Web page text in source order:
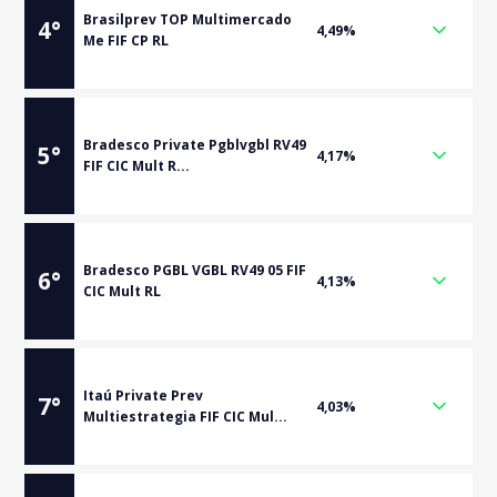
4°
Brasilprev TOP Multimercado
Me FIF CP RL
4,49%
5°
Bradesco Private Pgblvgbl RV49
FIF CIC Mult R...
4,17%
6°
Bradesco PGBL VGBL RV49 05 FIF
CIC Mult RL
4,13%
7°
Itaú Private Prev
Multiestrategia FIF CIC Mul...
4,03%